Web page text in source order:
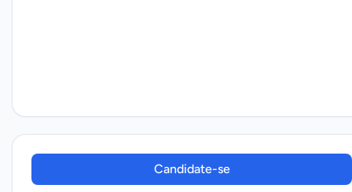
Candidate-se